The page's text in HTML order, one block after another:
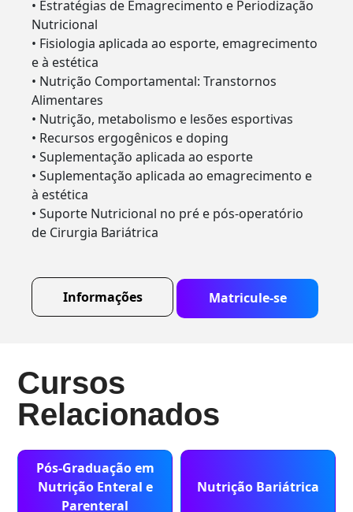
• Estratégias de Emagrecimento e Periodização
Nutricional
• Fisiologia aplicada ao esporte, emagrecimento
e à estética
• Nutrição Comportamental: Transtornos
Alimentares
• Nutrição, metabolismo e lesões esportivas
• Recursos ergogênicos e doping
• Suplementação aplicada ao esporte
• Suplementação aplicada ao emagrecimento e
à estética
• Suporte Nutricional no pré e pós-operatório
de Cirurgia Bariátrica
Informações Matricule-se
Cursos
Relacionados
Pós-Graduação em
Nutrição Enteral e
Parenteral
Nutrição Bariátrica